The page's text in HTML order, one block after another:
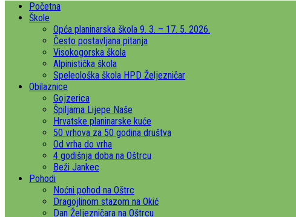
Početna
Škole
Opća planinarska škola 9. 3. – 17. 5. 2026.
Često postavljana pitanja
Visokogorska škola
Alpinistička škola
Speleološka škola HPD Željezničar
Obilaznice
Gojzerica
Špiljama Lijepe Naše
Hrvatske planinarske kuće
50 vrhova za 50 godina društva
Od vrha do vrha
4 godišnja doba na Oštrcu
Beži Jankec
Pohodi
Noćni pohod na Oštrc
Dragojlinom stazom na Okić
Dan Željezničara na Oštrcu